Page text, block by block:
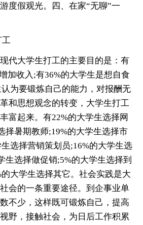
度假观光。四、在家“无聊”一
代大学生打工的主要目的是：有
加收入;有36%的大学生是想自食
为要锻炼自己的能力，对报酬无
和思想观念的转变，大学生打工
富起来。有22%的大学生选择网
择暑期教师;19%的大学生选择市
选择营销策划员;16%的大学生选
生选择做促销;5%的大学生选择到
大学生选择其它。社会实践是大
会的一条重要途径。到企事业单
不少，这样既可锻炼自己，提高
野，接触社会，为日后工作积累